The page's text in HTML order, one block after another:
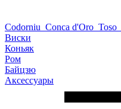
Codorniu Conca d'Oro Toso
Виски
Коньяк
Ром
Байцзю
Аксессуары